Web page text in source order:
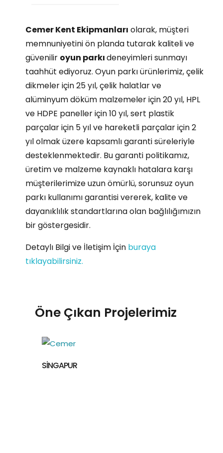
Cemer Kent Ekipmanları olarak, müşteri
memnuniyetini ön planda tutarak kaliteli ve
güvenilir oyun parkıdeneyimleri sunmayı
taahhüt ediyoruz. Oyun parkı ürünlerimiz, çelik
dikmeler için 25 yıl, çelik halatlar ve
alüminyum döküm malzemeler için 20 yıl, HPL
ve HDPE paneller için 10 yıl, sert plastik
parçalar için 5 yıl ve hareketli parçalar için 2
yıl olmak üzere kapsamlı garanti süreleriyle
desteklenmektedir. Bu garanti politikamız,
üretim ve malzeme kaynaklı hatalara karşı
müşterilerimize uzun ömürlü, sorunsuz oyun
parkı kullanımı garantisi vererek, kalite ve
dayanıklılık standartlarına olan bağlılığımızın
bir göstergesidir.
Detaylı Bilgi ve İletişim İçin buraya
tıklayabilirsiniz.
Öne Çıkan Projelerimiz
SİNGAPUR